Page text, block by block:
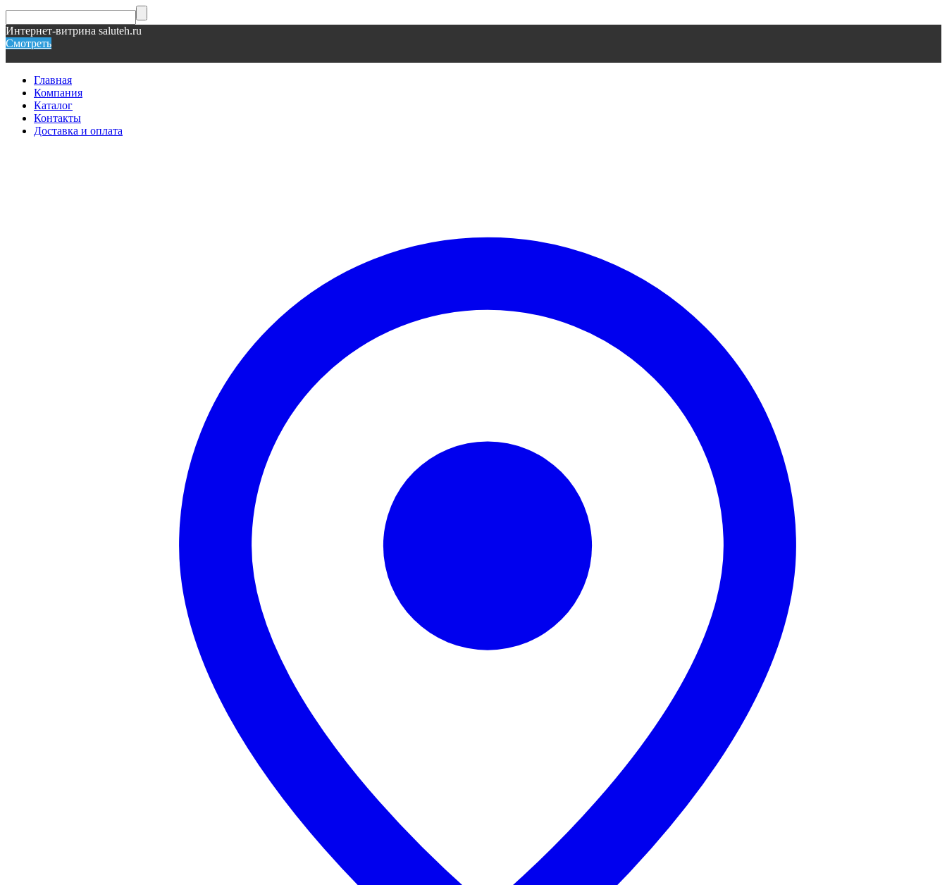
Интернет-витрина saluteh.ru
Смотреть
Главная
Компания
Каталог
Контакты
Доставка и оплата